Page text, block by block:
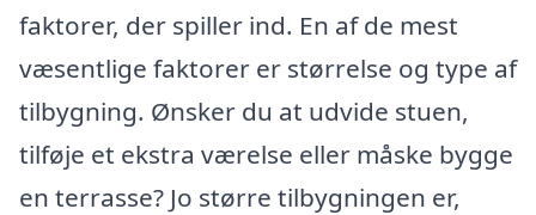
faktorer, der spiller ind. En af de mest
væsentlige faktorer er størrelse og type af
tilbygning. Ønsker du at udvide stuen,
tilføje et ekstra værelse eller måske bygge
en terrasse? Jo større tilbygningen er,